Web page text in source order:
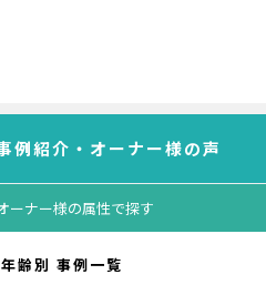
例紹介・オーナー様の声
ーナー様の属性で探す
年齢別 事例一覧